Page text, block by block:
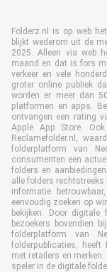
Folderz.nl is op web
blijkt wederom uit de
2025. Alleen via web
maand en dat is fors
verkeer en vele
groter online publiek
worden er meer dan
platformen en apps.
ontvangen een rating
Apple App Store.
Reclamefolder.nl,
folderplatform van
consumenten een
folders en
alle folders rechtstreeks
informatie
eenvoudig zoeken op
bekijken. Door
bezoekers bovendien
folderplatform van
folderpublicaties, heeft
met retailers en
speler in de digitale